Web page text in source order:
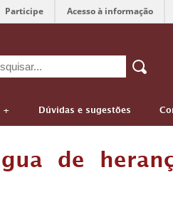
Participe Acesso à informação
Dúvidas e sugestões
de